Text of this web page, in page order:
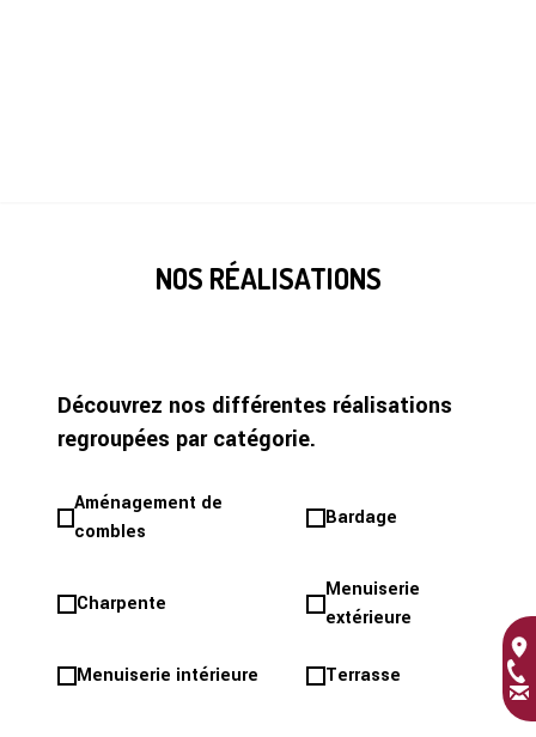
NOS RÉALISATIONS
Découvrez nos différentes réalisations
regroupées par catégorie.
Aménagement de
combles
Bardage
Charpente
Menuiserie
extérieure
Menuiserie intérieure Terrasse